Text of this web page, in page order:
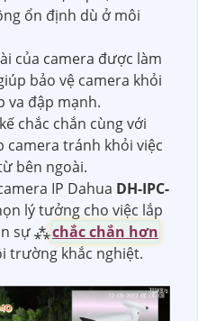
ổn định dù ở môi
của camera được làm
bảo vệ camera khỏi
va đập mạnh.
chắc chắn cùng với
camera tránh khỏi việc
bên ngoài.
IP Dahua DH-IPC-
lý tưởng cho việc lắp
sự ⁂chắc chắn hơn
trường khắc nghiệt.